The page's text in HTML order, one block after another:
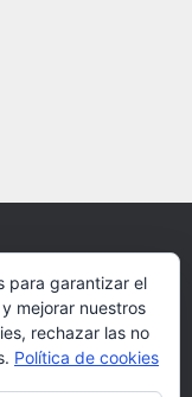
para garantizar el
mejorar nuestros
rechazar las no
Política de cookies